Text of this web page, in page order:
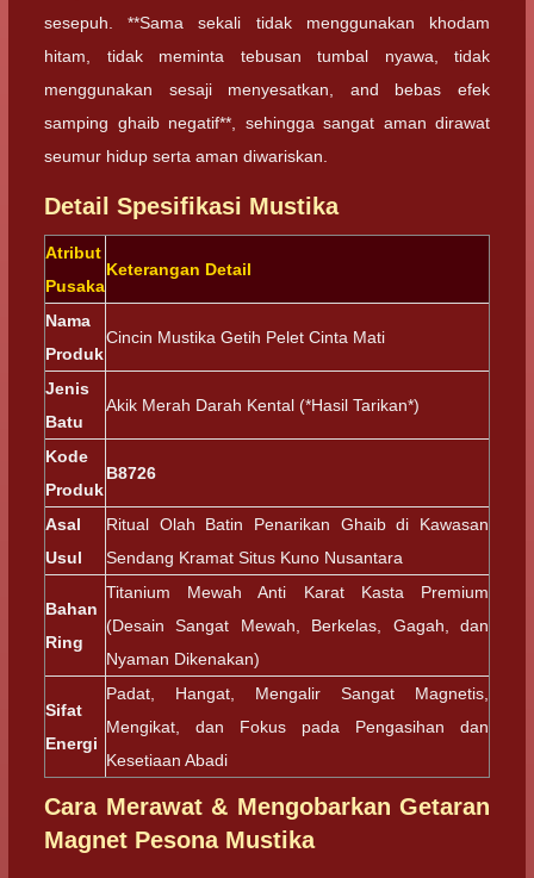
sesepuh. **Sama sekali tidak menggunakan khodam
hitam, tidak meminta tebusan tumbal nyawa, tidak
menggunakan sesaji menyesatkan, and bebas efek
samping ghaib negatif**, sehingga sangat aman dirawat
seumur hidup serta aman diwariskan.
Detail Spesifikasi Mustika
Atribut
Pusaka
Keterangan Detail
Nama
Produk
Cincin Mustika Getih Pelet Cinta Mati
Jenis
Batu
Akik Merah Darah Kental (*Hasil Tarikan*)
Kode
Produk
B8726
Asal
Usul
Ritual Olah Batin Penarikan Ghaib di Kawasan
Sendang Kramat Situs Kuno Nusantara
Bahan
Ring
Titanium Mewah Anti Karat Kasta Premium
(Desain Sangat Mewah, Berkelas, Gagah, dan
Nyaman Dikenakan)
Sifat
Energi
Padat, Hangat, Mengalir Sangat Magnetis,
Mengikat, dan Fokus pada Pengasihan dan
Kesetiaan Abadi
Cara Merawat & Mengobarkan Getaran
Magnet Pesona Mustika